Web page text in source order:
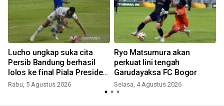
Lucho ungkap suka cita
Persib Bandung berhasil
lolos ke final Piala Presiden
2026
Rabu, 5 Agustus 2026
Ryo Matsumura akan
perkuat lini tengah
Garudayaksa FC Bogor
Selasa, 4 Agustus 2026